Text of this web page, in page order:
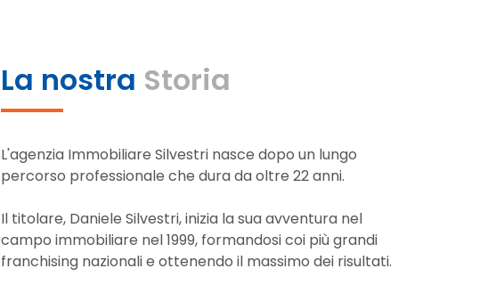
La nostra Storia
L'agenzia Immobiliare Silvestri nasce dopo un lungo
percorso professionale che dura da oltre 22 anni.
Il titolare, Daniele Silvestri, inizia la sua avventura nel
campo immobiliare nel 1999, formandosi coi più grandi
franchising nazionali e ottenendo il massimo dei risultati.